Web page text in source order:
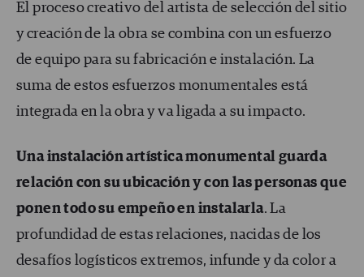
El proceso creativo del artista de selección del sitio
y creación de la obra se combina con un esfuerzo
de equipo para su fabricación e instalación. La
suma de estos esfuerzos monumentales está
integrada en la obra y va ligada a su impacto.
Una instalación artística monumental guarda
relación con su ubicación y con las personas que
ponen todo su empeño en instalarla. La
profundidad de estas relaciones, nacidas de los
desafíos logísticos extremos, infunde y da color a